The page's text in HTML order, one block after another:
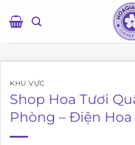
qua
KHU VỰC
Shop Hoa Tươi
Phòng – Điện